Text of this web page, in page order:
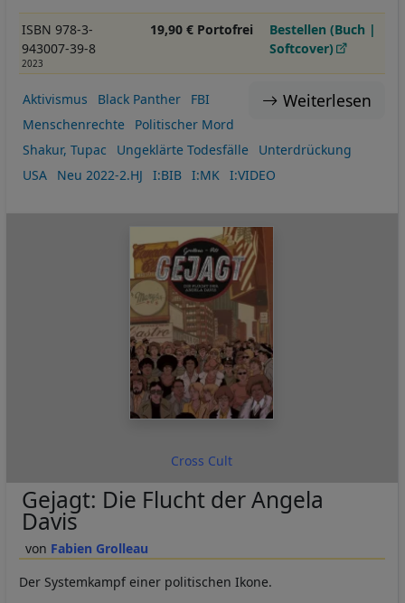
ISBN 978-3-
943007-39-8
2023
19,90 € Portofrei
Bestellen (Buch |
Softcover)
Weiterlesen
Aktivismus Black Panther
FBI
Menschenrechte
Politischer Mord
Shakur, Tupac
Ungeklärte Todesfälle
Unterdrückung
USA
Neu 2022-2.HJ I:BIB I:MK I:VIDEO
Cross Cult
Fabien Grolleau
Gejagt: Die Flucht der Angela
Davis
Der Systemkampf einer politischen Ikone.